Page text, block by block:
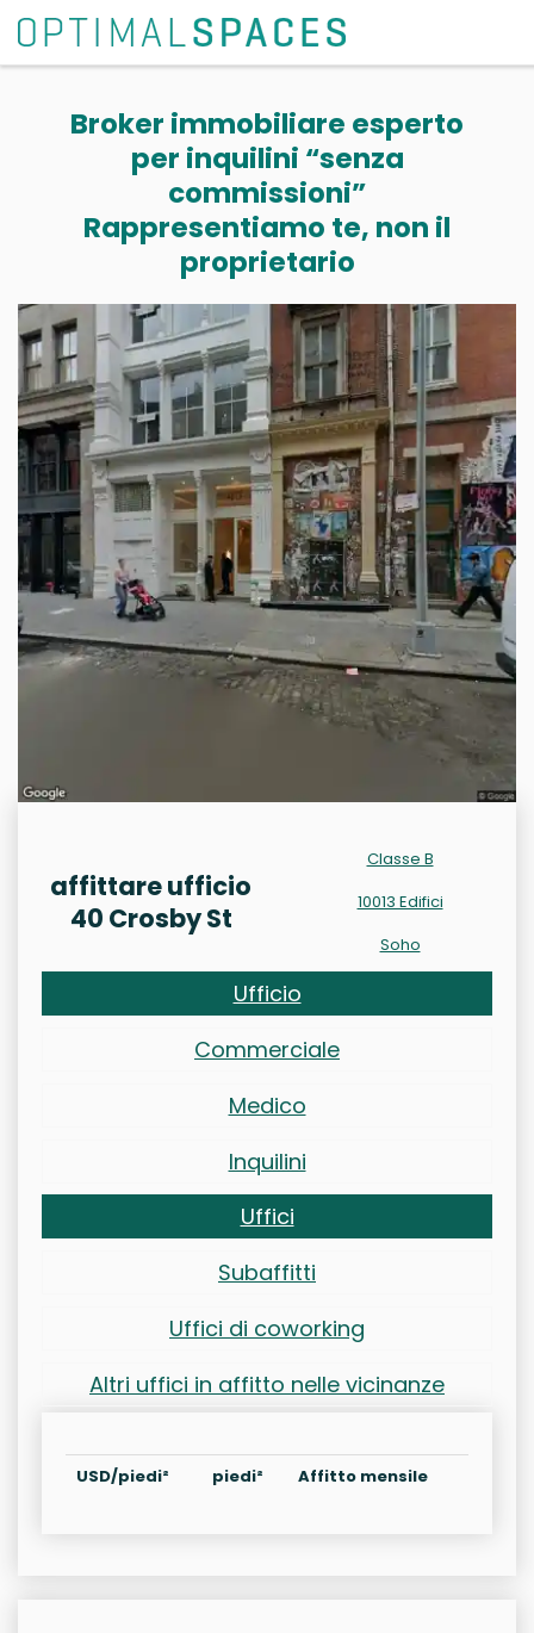
Broker immobiliare esperto
per inquilini “senza
commissioni”
Rappresentiamo te, non il
proprietario
affittare ufficio
40 Crosby St
Classe B
10013 Edifici
Soho
Ufficio
Commerciale
Medico
Inquilini
Uffici
Subaffitti
Uffici di coworking
Altri uffici in affitto nelle vicinanze
USD/piedi² piedi² Affitto mensile